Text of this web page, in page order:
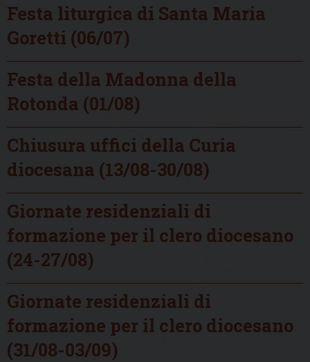
Festa liturgica di Santa Maria
Goretti (06/07)
Festa della Madonna della
Rotonda (01/08)
Chiusura uffici della Curia
diocesana (13/08-30/08)
Giornate residenziali di
formazione per il clero diocesano
(24-27/08)
Giornate residenziali di
formazione per il clero diocesano
(31/08-03/09)